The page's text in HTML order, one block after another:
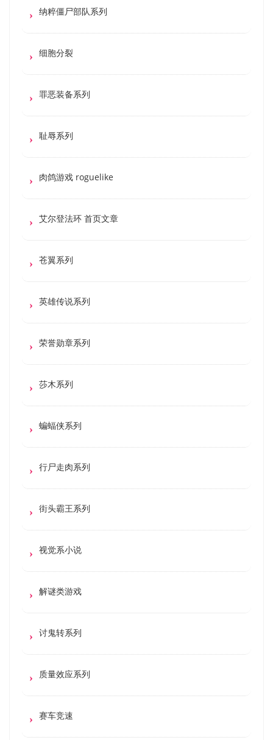
纳粹僵尸部队系列
细胞分裂
罪恶装备系列
耻辱系列
肉鸽游戏 roguelike
艾尔登法环 首页文章
苍翼系列
英雄传说系列
荣誉勋章系列
莎木系列
蝙蝠侠系列
行尸走肉系列
街头霸王系列
视觉系小说
解谜类游戏
讨鬼转系列
质量效应系列
赛车竞速